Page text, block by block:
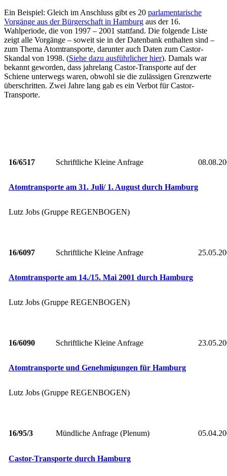
Ein Beispiel: Gleich im Anschluss gibt es 20 parlamentarische
Vorgänge aus der Bürgerschaft in Hamburg aus der 16.
Wahlperiode, die von 1997 – 2001 stattfand. Die folgende Liste
zeigt alle Vorgänge – soweit sie in der Datenbank enthalten sind –
zum Thema Atomtransporte, darunter auch Daten zum Castor-
Skandal von 1998. (Siehe dazu ausführlicher hier). Damals war
bekannt geworden, dass jahrelang Castor-Transporte auf der
Schiene unterwegs waren, obwohl sie die zulässigen Grenzwerte
überschritten. Zwei Jahre lang gab es ein Verbot für Castor-
Transporte.
16/6517 Schriftliche Kleine Anfrage
Atomtransporte am 31. Juli/ 1. August durch Hamburg
Lutz Jobs (Gruppe REGENBOGEN)
16/6097 Schriftliche Kleine Anfrage
Atomtransporte am 14./15. Mai 2001 durch Hamburg
Lutz Jobs (Gruppe REGENBOGEN)
16/6090 Schriftliche Kleine Anfrage
Atomtransporte und Genehmigungen für Hamburg
Lutz Jobs (Gruppe REGENBOGEN)
16/95/3 Mündliche Anfrage (Plenum)
Castor-Transporte durch Hamburg